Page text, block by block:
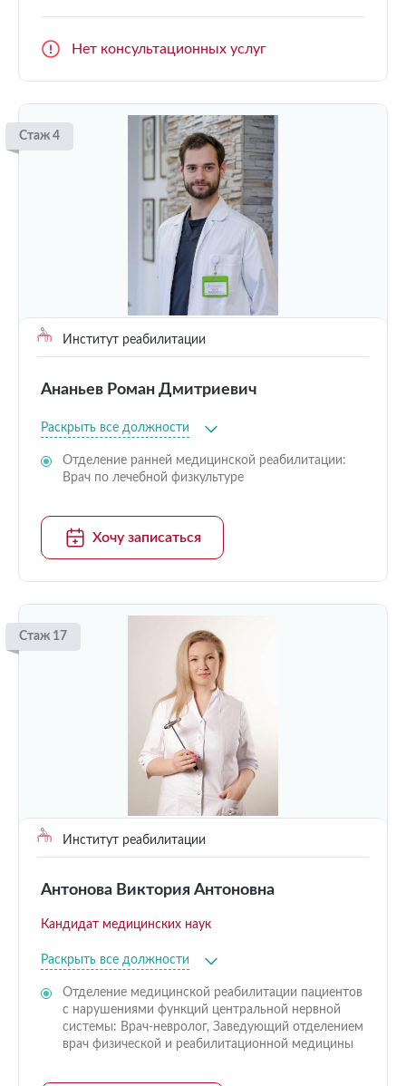
Нет консультационных услуг
Стаж 4
Институт реабилитации
Ананьев Роман Дмитриевич
Раскрыть все должности
Отделение ранней медицинской реабилитации:
Врач по лечебной физкультуре
Хочу записаться
Стаж 17
Институт реабилитации
Антонова Виктория Антоновна
Кандидат медицинских наук
Раскрыть все должности
Отделение медицинской реабилитации пациентов
с нарушениями функций центральной нервной
системы: Врач-невролог, Заведующий отделением
врач физической и реабилитационной медицины